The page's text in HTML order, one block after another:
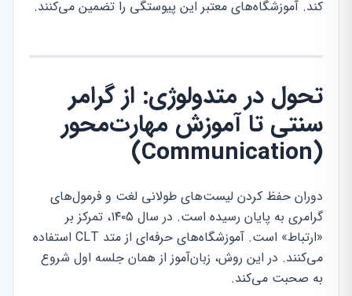
کند. آموزشگاه‌های معتبر این پیوستگی را تضمین می‌کنند.
تحول در متدولوژی: از گرامر
سنتی تا آموزش مهارت‌محور
(Communication)
دوران حفظ کردن لیست‌های طولانی لغت و فرمول‌های
گرامری به پایان رسیده است. در سال ۱۴۰۵، تمرکز بر
«ارتباط» است. آموزشگاه‌های حرفه‌ای از متد CLT استفاده
می‌کنند. در این روش، زبان‌آموز از همان جلسه اول شروع
به صحبت می‌کند.